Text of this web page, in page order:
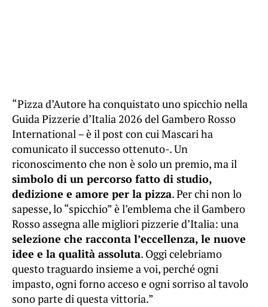
“Pizza d’Autore ha conquistato uno spicchio nella
Guida Pizzerie d’Italia 2026 del Gambero Rosso
International – è il post con cui Mascari ha
comunicato il successo ottenuto-. Un
riconoscimento che non è solo un premio, ma il
simbolo di un percorso fatto di studio,
dedizione e amore per la pizza. Per chi non lo
sapesse, lo “spicchio” è l’emblema che il Gambero
Rosso assegna alle migliori pizzerie d’Italia: una
selezione che racconta l’eccellenza, le nuove
idee e la qualità assoluta. Oggi celebriamo
questo traguardo insieme a voi, perché ogni
impasto, ogni forno acceso e ogni sorriso al tavolo
sono parte di questa vittoria.”